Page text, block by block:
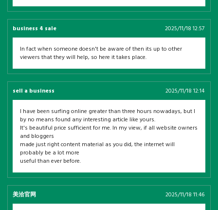
business 4 sale 2025/11/18 12:57
In fact when someone doesn't be aware of then its up to other
viewers that they will help, so here it takes place.
sell a business 2025/11/18 12:14
I have been surfing online greater than three hours nowadays, but I
by no means found any interesting article like yours.
It's beautiful price sufficient for me. In my view, if all website owners
and bloggers
made just right content material as you did, the internet will
probably be a lot more
useful than ever before.
美洽官网 2025/11/18 11:46